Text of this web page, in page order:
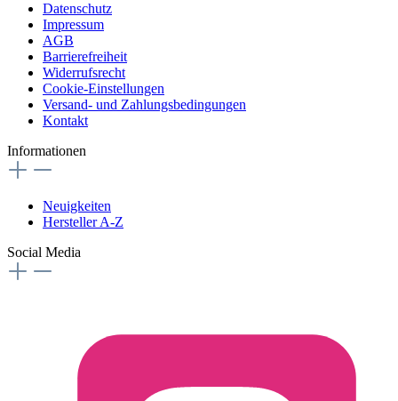
Datenschutz
Impressum
AGB
Barrierefreiheit
Widerrufsrecht
Cookie-Einstellungen
Versand- und Zahlungsbedingungen
Kontakt
Informationen
Neuigkeiten
Hersteller A-Z
Social Media